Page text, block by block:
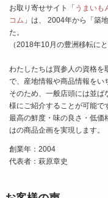
お取り寄せサイト「 うまいも
コム 」は、 2004年から「築
た。
（2018年10月の豊洲移転に
わたしたちは買参人の資格を
で、産地情報や商品情報をい
そのため、一般店頭には並ば
様にご紹介することが可能で
最高の鮮度・味の良さ・低価
はの商品企画を実現します。
創業年：2004
代表者：萩原章史